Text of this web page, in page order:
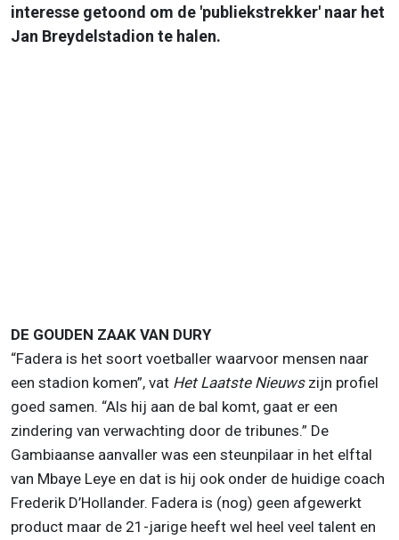
interesse getoond om de 'publiekstrekker' naar het
Jan Breydelstadion te halen.
DE GOUDEN ZAAK VAN DURY
“Fadera is het soort voetballer waarvoor mensen naar
een stadion komen”, vat Het Laatste Nieuwszijn profiel
goed samen. “Als hij aan de bal komt, gaat er een
zindering van verwachting door de tribunes.” De
Gambiaanse aanvaller was een steunpilaar in het elftal
van Mbaye Leye en dat is hij ook onder de huidige coach
Frederik D’Hollander. Fadera is (nog) geen afgewerkt
product maar de 21-jarige heeft wel heel veel talent en